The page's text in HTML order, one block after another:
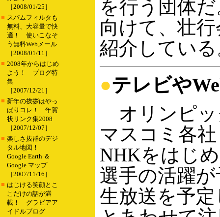
［2008/01/25］
■ スパムフィルタも
無料、大容量で快
適！ 使いこなそ
う無料Webメール
［2008/01/11］
■ 2008年からはじめ
よう！ ブログ特
集
［2007/12/21］
■ 新年の挨拶はやっ
ぱりコレ！ 年賀
状リンク集2008
［2007/12/07］
■ 楽しさ抜群のデジ
タル地図！
Google Earth ＆
Google マップ
［2007/11/16］
■ はじける笑顔とこ
こだけの話が満
載！ グラビアア
イドルブログ
を行う団体
向けて、壮
紹介してい
●テレビや
オリンピッ
マスコミ各
NHKをはじ
選手の活躍
生放送を予